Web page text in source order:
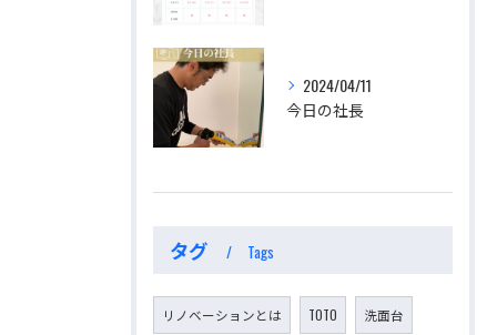
2024/04/11
今日の社長
タグ Tags
リノベーションとは TOTO 洗面台